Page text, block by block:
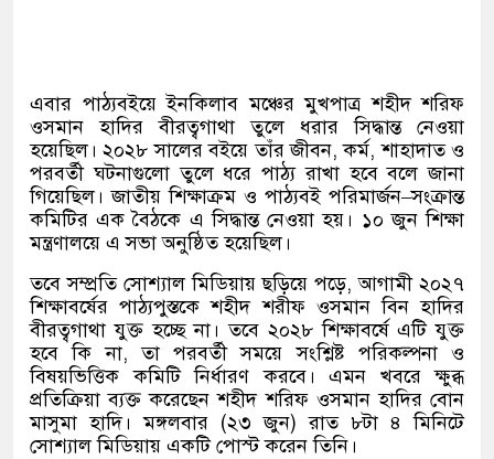
এবার পাঠ্যবইয়ে ইনকিলাব মঞ্চের মুখপাত্র শহীদ শরিফ
ওসমান হাদির বীরত্বগাথা তুলে ধরার সিদ্ধান্ত নেওয়া
হয়েছিল। ২০২৮ সালের বইয়ে তাঁর জীবন,কর্ম,শাহাদাত ও
পরবর্তী ঘটনাগুলো তুলে ধরে পাঠ্য রাখা হবে বলে জানা
গিয়েছিল। জাতীয় শিক্ষাক্রম ও পাঠ্যবই পরিমার্জন–সংক্রান্ত
কমিটির এক বৈঠকে এ সিদ্ধান্ত নেওয়া হয়। ১০ জুন শিক্ষা
মন্ত্রণালয়ে এ সভা অনুষ্ঠিত হয়েছিল।
তবে সম্প্রতি সোশ্যাল মিডিয়ায় ছড়িয়ে পড়ে,আগামী ২০২৭
শিক্ষাবর্ষের পাঠ্যপুস্তকে শহীদ শরীফ ওসমান বিন হাদির
বীরত্বগাথা যুক্ত হচ্ছে না। তবে ২০২৮ শিক্ষাবর্ষে এটি যুক্ত
হবে কি না,তা পরবর্তী সময়ে সংশ্লিষ্ট পরিকল্পনা ও
বিষয়ভিত্তিক কমিটি নির্ধারণ করবে। এমন খবরে ক্ষুব্ধ
প্রতিক্রিয়া ব্যক্ত করেছেন শহীদ শরিফ ওসমান হাদির বোন
মাসুমা হাদি। মঙ্গলবার (২৩ জুন)রাত ৮টা ৪ মিনিটে
সোশ্যাল মিডিয়ায় একটি পোস্ট করেন তিনি।